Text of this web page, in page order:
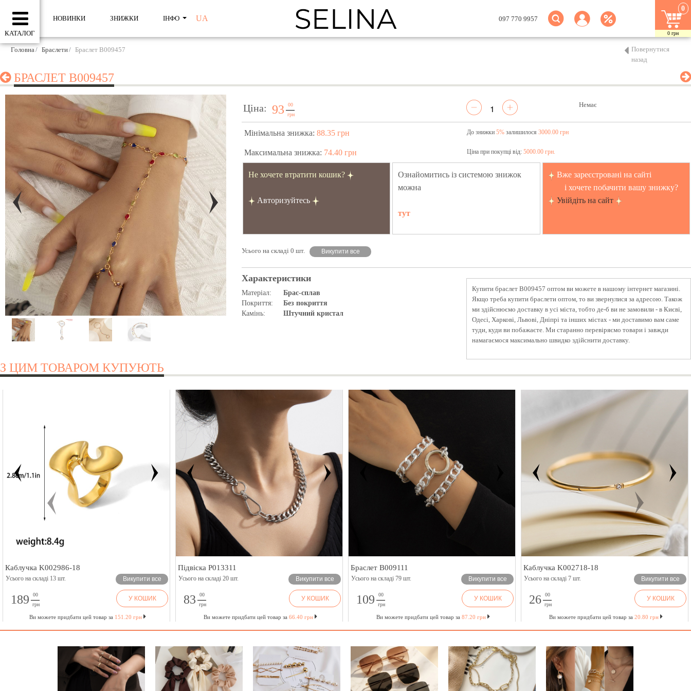
КАТАЛОГ
НОВИНКИ ЗНИЖКИ ІНФО UA 097 770 9957
0
0 грн
Головна Браслети Браслет B009457
Повернутися
назад
БРАСЛЕТ B009457
Ціна: 93
00
грн
Немає
Мінімальна знижка: 88.35 грн До знижки 5%залишилося 3000.00 грн
Максимальна знижка: 74.40 грн Ціна при покупці від: 5000.00 грн.
Не хочете втратити кошик?
Авторизуйтесь
Ознайомитись із системою знижок
можна
тут
Вже зареєстровані на сайті
і хочете побачити вашу знижку?
Увійдіть на сайт
Усього на складі 0 шт. Викупити все
Характеристики
Матеріал:
Брас-сплав
Покриття:
Без покриття
Камінь:
Штучний кристал
Купити браслет B009457 оптом ви можете в нашому інтернет магазині.
Якщо треба купити браслети оптом, то ви звернулися за адресою. Також
ми здійснюємо доставку в усі міста, тобто де-б ви не замовили - в Києві,
Одесі, Харкові, Львові, Дніпрі та інших містах - ми доставимо вам саме
туди, куди ви побажаєте. Ми старанно перевіряємо товари і завжди
намагаємося максимально швидко здійснити доставку.
З ЦИМ ТОВАРОМ КУПУЮТЬ
Каблучка K002986-18
Усього на складі 13 шт. Викупити все
189
00
грн
У КОШИК
Ви можете придбати цей товар за 151.20 грн
Підвіска P013311
Усього на складі 20 шт. Викупити все
83
00
грн
У КОШИК
Ви можете придбати цей товар за 66.40 грн
Браслет B009111
Усього на складі 79 шт. Викупити все
109
00
грн
У КОШИК
Ви можете придбати цей товар за 87.20 грн
Каблучка K002718-18
Усього на складі 7 шт. Викупити все
26
00
грн
У КОШИК
Ви можете придбати цей товар за 20.80 грн